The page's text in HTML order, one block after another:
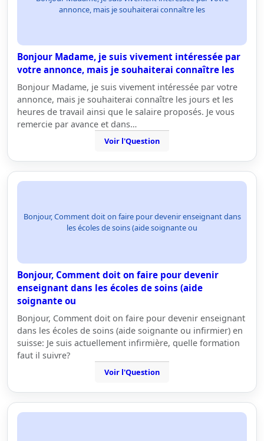
annonce, mais je souhaiterai connaître les
Bonjour Madame, je suis vivement intéressée par
votre annonce, mais je souhaiterai connaître les
Bonjour Madame, je suis vivement intéressée par votre
annonce, mais je souhaiterai connaître les jours et les
heures de travail ainsi que le salaire proposés. Je vous
remercie par avance et dans…
Voir l'Question
Bonjour, Comment doit on faire pour devenir enseignant dans
les écoles de soins (aide soignante ou
Bonjour, Comment doit on faire pour devenir
enseignant dans les écoles de soins (aide
soignante ou
Bonjour, Comment doit on faire pour devenir enseignant
dans les écoles de soins (aide soignante ou infirmier) en
suisse: Je suis actuellement infirmière, quelle formation
faut il suivre?
Voir l'Question